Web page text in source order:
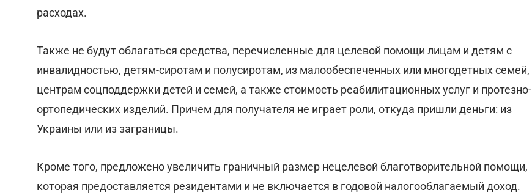
расходах.
Также не будут облагаться средства, перечисленные для целевой помощи лицам и детям с
инвалидностью, детям-сиротам и полусиротам, из малообеспеченных или многодетных семей,
центрам соцподдержки детей и семей, а также стоимость реабилитационных услуг и протезно-
ортопедических изделий. Причем для получателя не играет роли, откуда пришли деньги: из
Украины или из заграницы.
Кроме того, предложено увеличить граничный размер нецелевой благотворительной помощи,
которая предоставляется резидентами и не включается в годовой налогооблагаемый доход.